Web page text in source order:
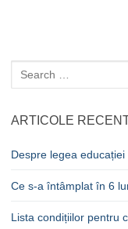
Caută
după:
ARTICOLE
Despre legea educației
Ce s-a întâmplat în 6
Lista condițiilor pentru